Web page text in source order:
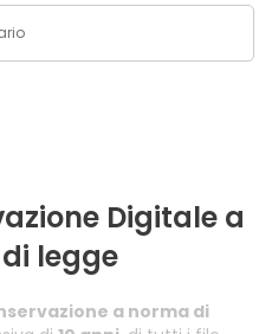
Digitale a
legge
a norma di